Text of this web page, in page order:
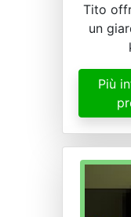
Tito
un
Più